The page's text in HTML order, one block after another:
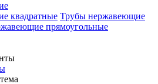
квадратные Трубы нержавеющие
прямоугольные